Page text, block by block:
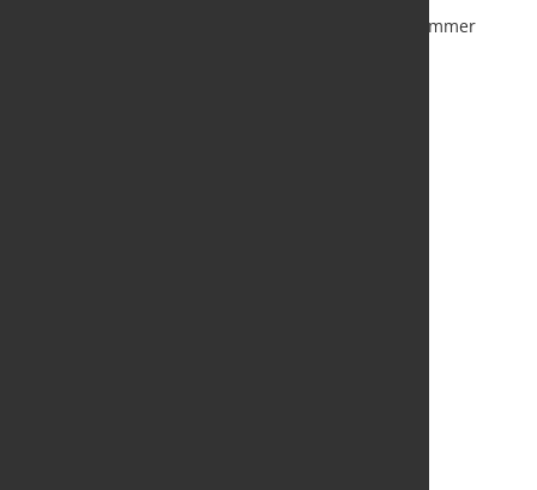
Das Fazit von Michael Humberg: „Wir würden uns immer